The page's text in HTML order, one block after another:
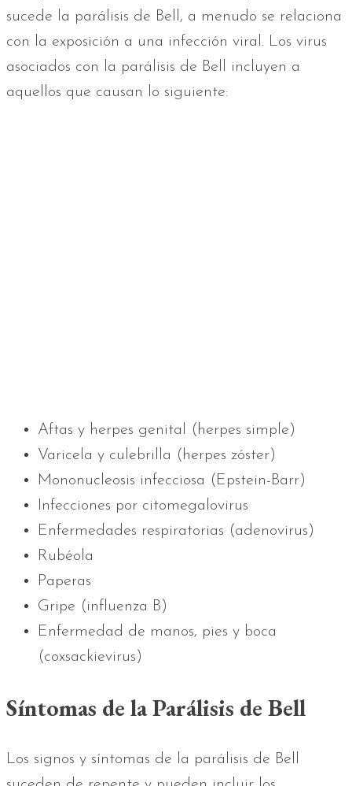
sucede la parálisis de Bell, a menudo se relaciona
con la exposición a una infección viral. Los virus
asociados con la parálisis de Bell incluyen a
aquellos que causan lo siguiente:
Aftas y herpes genital (herpes simple)
Varicela y culebrilla (herpes zóster)
Mononucleosis infecciosa (Epstein-Barr)
Infecciones por citomegalovirus
Enfermedades respiratorias (adenovirus)
Rubéola
Paperas
Gripe (influenza B)
Enfermedad de manos, pies y boca
(coxsackievirus)
Síntomas de la Parálisis de Bell
Los signos y síntomas de la parálisis de Bell